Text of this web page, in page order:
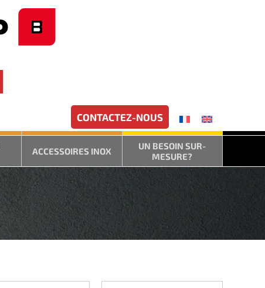
CONTACTEZ-NOUS
ACCESSOIRES INOX
UN BESOIN SUR-
MESURE?